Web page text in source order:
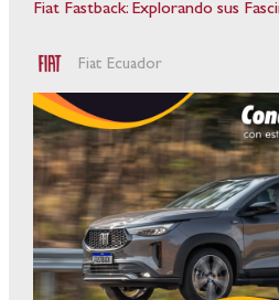
Fiat Fastback: Explorando sus
Fiat Ecuador